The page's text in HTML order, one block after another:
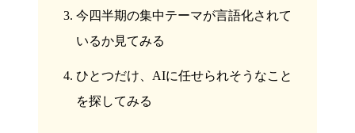
今四半期の集中テーマが言語化されて
いるか見てみる
ひとつだけ、AIに任せられそうなこと
を探してみる